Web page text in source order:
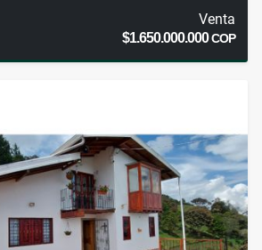
Venta
$1.650.000.000COP